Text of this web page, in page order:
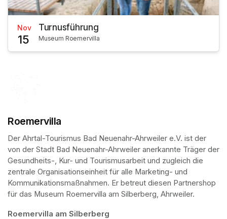
Nov
15
Turnusführung
Museum Roemervilla
Roemervilla
Der Ahrtal-Tourismus Bad Neuenahr-Ahrweiler e.V. ist der
von der Stadt Bad Neuenahr-Ahrweiler anerkannte Träger der
Gesundheits-, Kur- und Tourismusarbeit und zugleich die
zentrale Organisationseinheit für alle Marketing- und
Kommunikationsmaßnahmen. Er betreut diesen Partnershop
für das Museum Roemervilla am Silberberg, Ahrweiler.
Roemervilla am Silberberg